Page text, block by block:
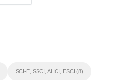
SCI-E, SSCI, AHCI, ESCI (8)